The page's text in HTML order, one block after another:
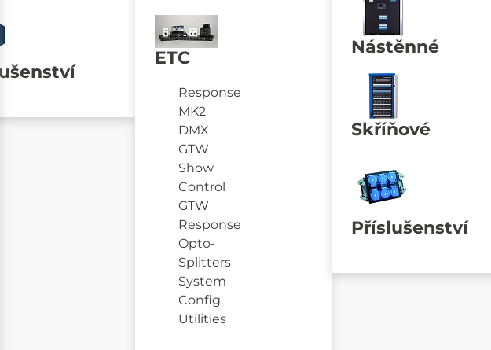
ETC
Response
MK2
DMX
GTW
Show
Control
GTW
Response
Opto-
Splitters
System
Config.
Utilities
Nástěnné
Skříňové
Příslušenství